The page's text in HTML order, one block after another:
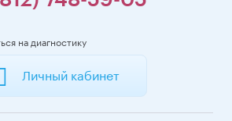
на диагностику
Личный кабинет